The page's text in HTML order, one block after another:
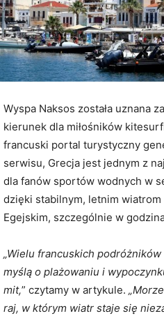
Wyspa Naksos została uznana
kierunek dla miłośników
francuski portal turystyczny
serwisu, Grecja jest jednym z
dla fanów sportów wodnych w
dzięki stabilnym, letnim
Egejskim, szczególnie w
„Wielu francuskich
myślą o plażowaniu i
mit,” czytamy w artykule.
raj, w którym wiatr staje się